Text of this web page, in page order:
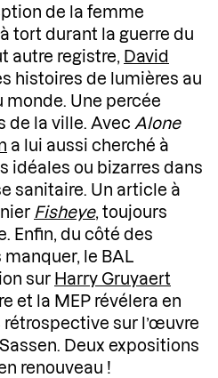
de la femme
tort durant la guerre du
autre registre, David
histoires de lumières au
Une percée
de la ville. Avec Alone
a lui aussi cherché à
idéales ou bizarres dans
sanitaire. Un article à
Fisheye, toujours
Enfin, du côté des
le BAL
sur Harry Gruyaert
et la MEP révélera en
sur l’œuvre
Deux expositions
renouveau !